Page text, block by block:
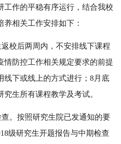
工作的平稳有序运行，结合我校
相关工作安排如下：
校后两周内，不安排线下课程
情防控工作相关规定要求的前提
线下或线上的方式进行；8月底
生所有课程教学及考试。
。按照研究生院已发通知的要
级研究生开题报告与中期检查